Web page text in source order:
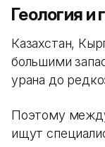
Геология и
Казахстан,
большими
урана до
Поэтому
ищут